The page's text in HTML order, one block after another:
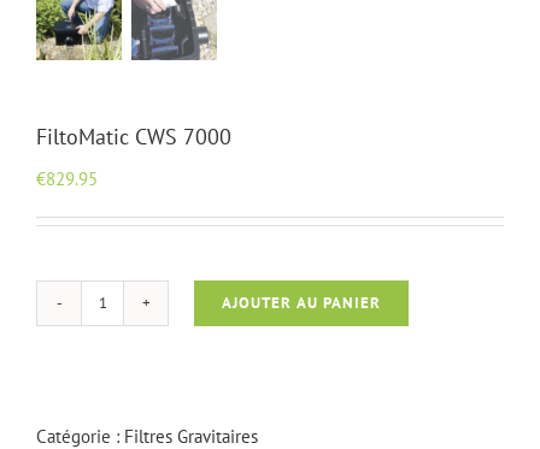
FiltoMatic CWS 7000
€829.95
quantité
7000
AJOUTER AU PANIER
Catégorie : Filtres Gravitaires